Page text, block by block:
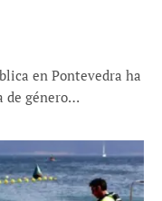
en Pontevedra ha
de género…